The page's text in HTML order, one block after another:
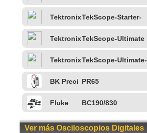
TektronixTekScope-Starter-
TektronixTekScope-Ultimate
TektronixTekScope-Ultimate-
BK Preci PR65
Fluke BC190/830
Ver más Osciloscopios Digitales